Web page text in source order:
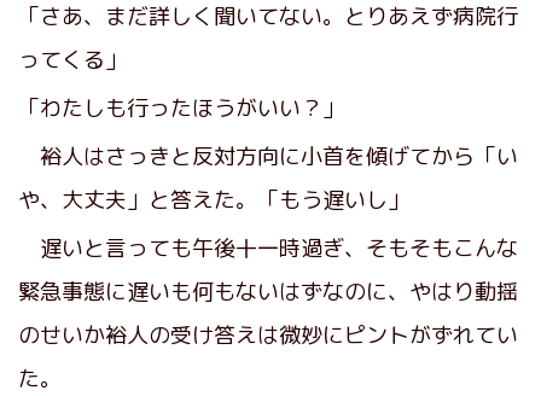
「さあ、まだ詳しく聞いてない。とりあえず病院行
ってくる」
「わたしも行ったほうがいい？」
裕人はさっきと反対方向に小首を傾げてから「い
や、大丈夫」と答えた。「もう遅いし」
遅いと言っても午後十一時過ぎ、そもそもこんな
緊急事態に遅いも何もないはずなのに、やはり動揺
のせいか裕人の受け答えは微妙にピントがずれてい
た。